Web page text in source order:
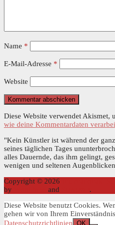
Name *
E-Mail-Adresse *
Website
Diese Website verwendet Akismet,
wie deine Kommentardaten
"Kein Künstler ist während der
seines täglichen Tages
alles Dauernde, das ihm gelingt,
wenigen und seltenen
Copyright © 2026
by
and
.
Diese Website benutzt Cookies.
gehen wir von Ihrem
Datenschutzrichtlinien OK